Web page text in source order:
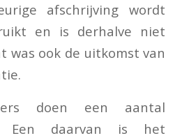
afschrijving wordt
en is derhalve niet
was ook de uitkomst van
doen een aantal
Een daarvan is het